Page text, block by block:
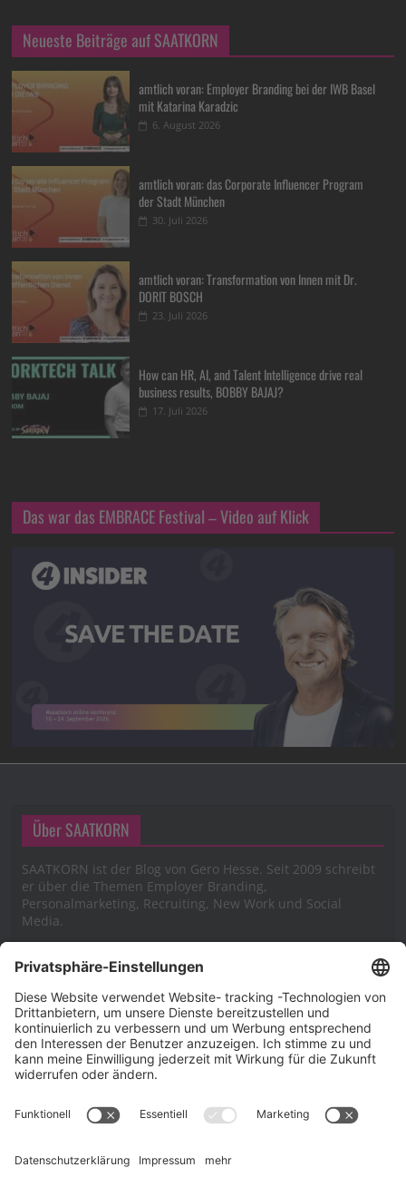
Neueste Beiträge auf SAATKORN
amtlich voran: Employer Branding bei der IWB Basel
mit Katarina Karadzic
6. August 2026
amtlich voran: das Corporate Influencer Program
der Stadt München
30. Juli 2026
amtlich voran: Transformation von Innen mit Dr.
DORIT BOSCH
23. Juli 2026
How can HR, AI, and Talent Intelligence drive real
business results, BOBBY BAJAJ?
17. Juli 2026
Das war das EMBRACE Festival – Video auf Klick
Über SAATKORN
SAATKORN ist der Blog von Gero Hesse. Seit 2009 schreibt
er über die Themen Employer Branding,
Personalmarketing, Recruiting, New Work und Social
Media.
Impressum
Impressum
Cookie-Richtlinie (EU)